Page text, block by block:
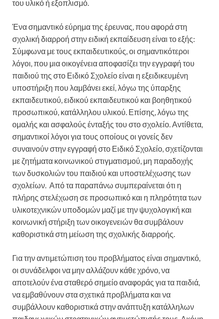
του υλικό ή εξοπλισμό.
Ένα σημαντικό εύρημα της έρευνας, που αφορά στη
σχολική διαρροή στην ειδική εκπαίδευση είναι το εξής:
Σύμφωνα με τους εκπαιδευτικούς, οι σημαντικότεροι
λόγοι, που μια οικογένεια αποφασίζει την εγγραφή του
παιδιού της στο Ειδικό Σχολείο είναι η εξειδικευμένη
υποστήριξη που λαμβάνει εκεί, λόγω της ύπαρξης
εκπαιδευτικού, ειδικού εκπαιδευτικού και βοηθητικού
προσωπικού, κατάλληλου υλικού. Επίσης, λόγω της
ομαλής και ασφαλούς ένταξής του στο σχολείο. Αντίθετα,
σημαντικοί λόγοι για τους οποίους οι γονείς δεν
συναινούν στην εγγραφή στο Ειδικό Σχολείο, σχετίζονται
με ζητήματα κοινωνικού στιγματισμού, μη παραδοχής
των δυσκολιών του παιδιού και υποστελέχωσης των
σχολείων. Από τα παραπάνω συμπεραίνεται ότι η
πλήρης στελέχωση σε προσωπικό και η πληρότητα των
υλικοτεχνικών υποδομών μαζί με την ψυχολογική και
κοινωνική στήριξη των οικογενειών θα συμβάλουν
καθοριστικά στη μείωση της σχολικής διαρροής.
Για την αντιμετώπιση του προβλήματος είναι σημαντικό,
οι συνάδελφοι να μην αλλάζουν κάθε χρόνο, να
αποτελούν ένα σταθερό σημείο αναφοράς για τα παιδιά,
να εμβαθύνουν στα σχετικά προβλήματα και να
συμβάλλουν καθοριστικά στην ανάπτυξη κατάλληλων